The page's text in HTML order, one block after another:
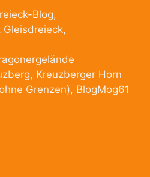
Blog,
,
, Kreuzberger Horn
Grenzen), BlogMog61